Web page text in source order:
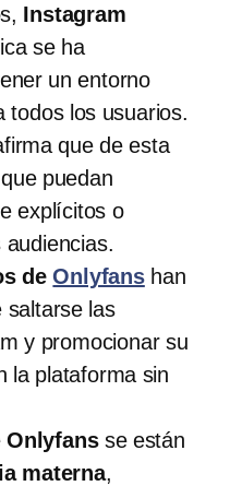
Instagram
se ha
un entorno
todos los usuarios.
que de esta
puedan
explícitos o
deOnlyfanshan
saltarse las
y promocionar su
la plataforma sin
Onlyfans se están
materna,